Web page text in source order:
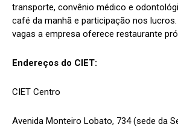
transporte, convênio médico e
café da manhã e participação nos
vagas a empresa oferece restaurante
Endereços do CIET:
CIET Centro
Avenida Monteiro Lobato, 734 (sede da